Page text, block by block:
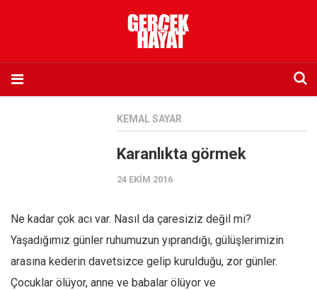
Eksik sayıların temini
Sosyal Medya
KEMAL SAYAR
Karanlıkta görmek
24 EKIM 2016
Ne kadar çok acı var. Nasıl da çaresiziz değil mi?
Yaşadığımız günler ruhumuzun yıprandığı, gülüşlerimizin
arasına kederin davetsizce gelip kurulduğu, zor günler.
Çocuklar ölüyor, anne ve babalar ölüyor ve